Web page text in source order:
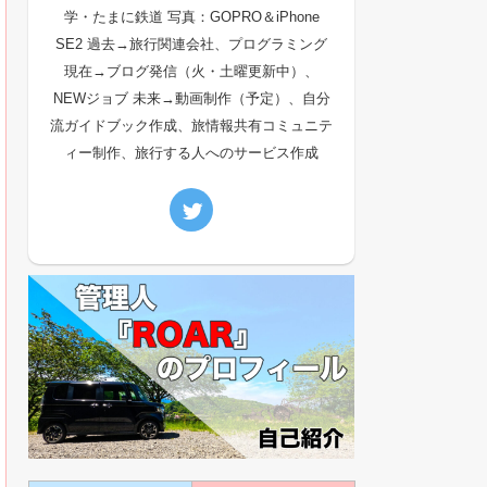
学・たまに鉄道 写真：GOPRO＆iPhone
SE2 過去→旅行関連会社、プログラミング
現在→ブログ発信（火・土曜更新中）、
NEWジョブ 未来→動画制作（予定）、自分
流ガイドブック作成、旅情報共有コミュニテ
ィー制作、旅行する人へのサービス作成